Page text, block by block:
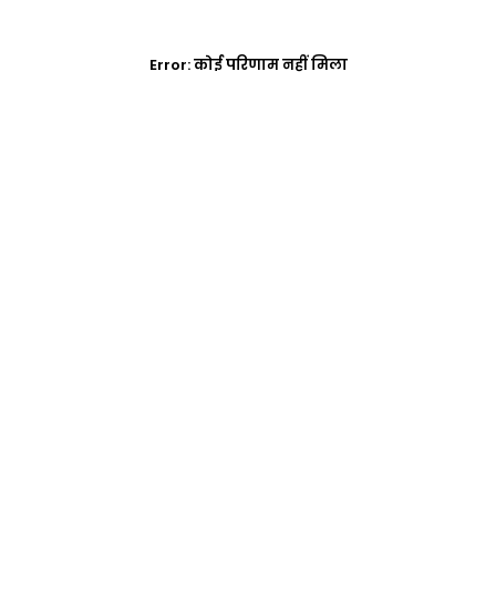
Error:कोई परिणाम नहीं मिला